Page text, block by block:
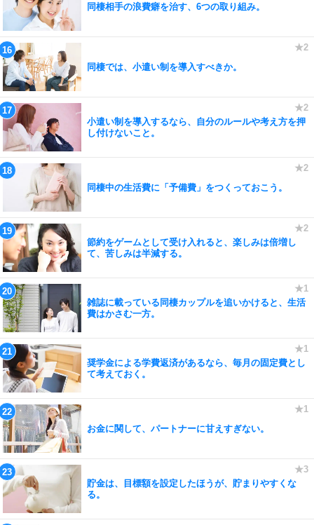
同棲相手の浪費癖を治す、6つの取り組み。
同棲では、小遣い制を導入すべきか。
小遣い制を導入するなら、自分のルールや考え方を押
し付けないこと。
同棲中の生活費に「予備費」をつくっておこう。
節約をゲームとして受け入れると、楽しみは倍増し
て、苦しみは半減する。
雑誌に載っている同棲カップルを追いかけると、生活
費はかさむ一方。
奨学金による学費返済があるなら、毎月の固定費とし
て考えておく。
お金に関して、パートナーに甘えすぎない。
貯金は、目標額を設定したほうが、貯まりやすくな
る。